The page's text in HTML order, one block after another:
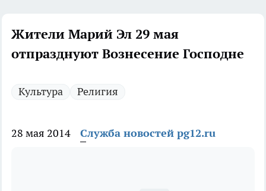
Жители Марий Эл 29 мая
отпразднуют Вознесение Господне
Культура Религия
28 мая 2014 Служба новостей pg12.ru